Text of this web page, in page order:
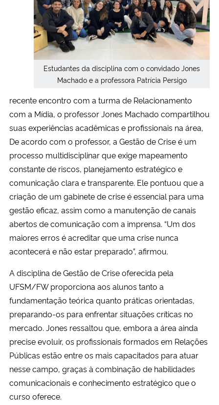
Secretaria de Governo
Gabinete de Segurança Institucional
Advocacia-Geral da União
Planalto
Estudantes da disciplina com o convidado Jones
Machado e a professora Patrícia Persigo
recente encontro com a turma de Relacionamento
com a Mídia, o professor Jones Machado compartilhou
suas experiências acadêmicas e profissionais na área,
De acordo com o professor, a Gestão de Crise é um
processo multidisciplinar que exige mapeamento
constante de riscos, planejamento estratégico e
comunicação clara e transparente. Ele pontuou que a
criação de um gabinete de crise é essencial para uma
gestão eficaz, assim como a manutenção de canais
abertos de comunicação com a imprensa. “Um dos
maiores erros é acreditar que uma crise nunca
acontecerá e não estar preparado”, afirmou.
A disciplina de Gestão de Crise oferecida pela
UFSM/FW proporciona aos alunos tanto a
fundamentação teórica quanto práticas orientadas,
preparando-os para enfrentar situações críticas no
mercado. Jones ressaltou que, embora a área ainda
precise evoluir, os profissionais formados em Relações
Públicas estão entre os mais capacitados para atuar
nesse campo, graças à combinação de habilidades
comunicacionais e conhecimento estratégico que o
curso oferece.